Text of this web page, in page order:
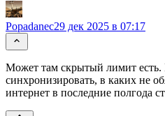
Popadanec29 дек 2025 в 07:17
Может там скрытый лимит есть.
синхронизировать, в каких не
интернет в последние полгода